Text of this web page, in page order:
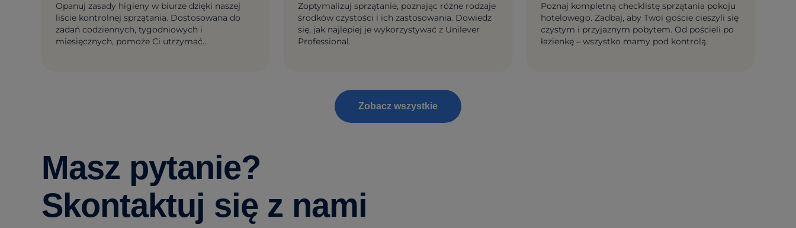
Opanuj zasady higieny w biurze dzięki naszej
liście kontrolnej sprzątania. Dostosowana do
zadań codziennych, tygodniowych i
miesięcznych, pomoże Ci utrzymać
Zoptymalizuj sprzątanie, poznając różne rodzaje
środków czystości i ich zastosowania. Dowiedz
się, jak najlepiej je wykorzystywać z Unilever
Professional.
Poznaj kompletną checklistę sprzątania pokoju
hotelowego. Zadbaj, aby Twoi goście cieszyli się
czystym i przyjaznym pobytem. Od pościeli po
łazienkę – wszystko mamy pod kontrolą.
Zobacz wszystkie
Masz pytanie?
Skontaktuj się z nami